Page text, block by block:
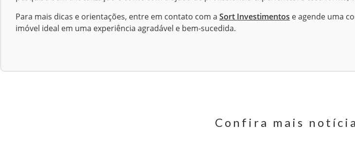
Para mais dicas e orientações, entre em contato com a Sort Investimentos e agende uma
imóvel ideal em uma experiência agradável e bem-sucedida.
Confira mais